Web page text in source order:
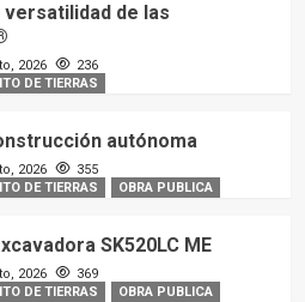
versatilidad de las
2026
236
DE TIERRAS
autónoma
2026
355
DE TIERRAS OBRA PUBLICA
SK520LC ME
2026
369
DE TIERRAS OBRA PUBLICA